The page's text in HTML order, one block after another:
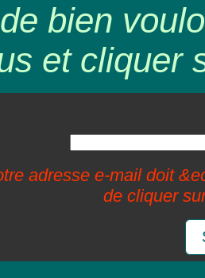
bien
et cliquer
adresse e-mail doit
de cliquer